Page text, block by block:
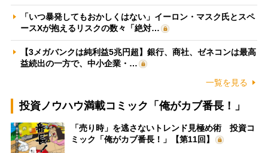
「いつ暴発してもおかしくはない」イーロン・マスク氏とスペ
ースXが抱えるリスクの数々「絶対…
【3メガバンクは純利益5兆円超】銀行、商社、ゼネコンは最高
益続出の一方で、中小企業・…
一覧を見る
投資ノウハウ満載コミック「俺がカブ番長！」
「売り時」を逃さないトレンド見極め術 投資コ
ミック「俺がカブ番長！」【第11回】